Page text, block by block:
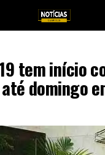
tem início
domingo